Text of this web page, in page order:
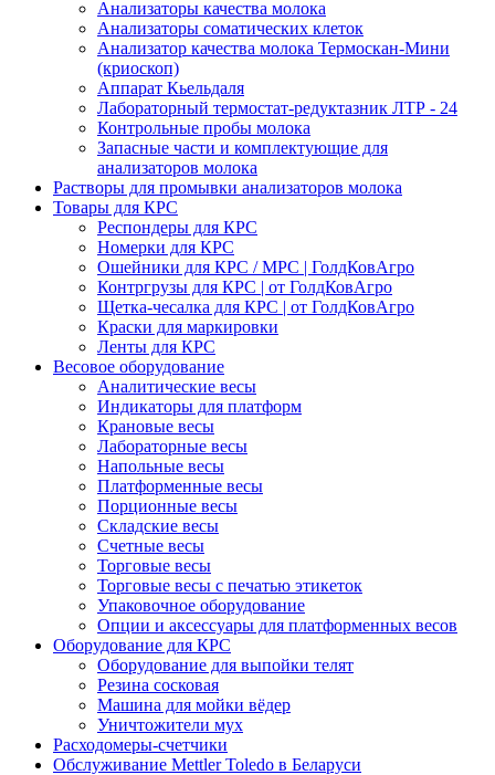
Анализаторы качества молока
Анализаторы соматических клеток
Анализатор качества молока Термоскан-Мини
(криоскоп)
Аппарат Кьельдаля
Лабораторный термостат-редуктазник ЛТР - 24
Контрольные пробы молока
Запасные части и комплектующие для
анализаторов молока
Растворы для промывки анализаторов молока
Товары для КРС
Респондеры для КРС
Номерки для КРС
Ошейники для КРС / МРС | ГолдКовАгро
Контргрузы для КРС | от ГолдКовАгро
Щетка-чесалка для КРС | от ГолдКовАгро
Краски для маркировки
Ленты для КРС
Весовое оборудование
Аналитические весы
Индикаторы для платформ
Крановые весы
Лабораторные весы
Напольные весы
Платформенные весы
Порционные весы
Складские весы
Счетные весы
Торговые весы
Торговые весы с печатью этикеток
Упаковочное оборудование
Опции и аксессуары для платформенных весов
Оборудование для КРС
Оборудование для выпойки телят
Резина сосковая
Машина для мойки вёдер
Уничтожители мух
Расходомеры-счетчики
Обслуживание Mettler Toledo в Беларуси